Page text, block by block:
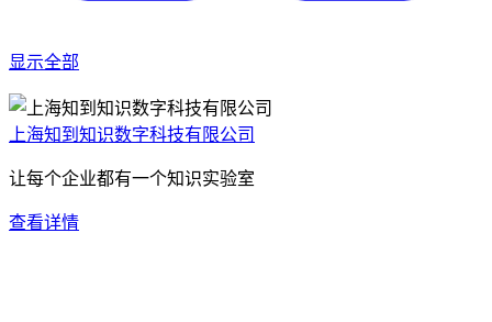
显示全部
上海知到知识数字科技有限公司
让每个企业都有一个知识实验室
查看详情